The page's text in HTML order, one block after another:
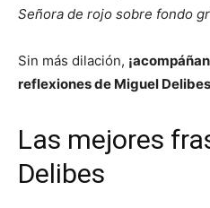
Señora de rojo sobre fondo
Sin más dilación,
reflexiones de Miguel
Las mejores
Delibes